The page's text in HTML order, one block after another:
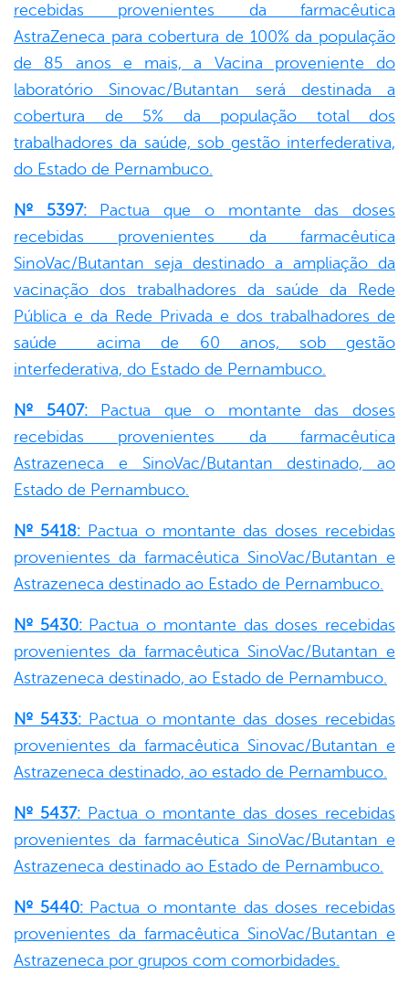
recebidas provenientes da farmacêutica
AstraZeneca para cobertura de 100% da população
de 85 anos e mais, a Vacina proveniente do
laboratório Sinovac/Butantan será destinada a
cobertura de 5% da população total dos
trabalhadores da saúde, sob gestão interfederativa,
do Estado de Pernambuco.
Nº 5397:Pactua que o montante das doses
recebidas provenientes da farmacêutica
SinoVac/Butantan seja destinado a ampliação da
vacinação dos trabalhadores da saúde da Rede
Pública e da Rede Privada e dos trabalhadores de
saúde acima de 60 anos, sob gestão
interfederativa, do Estado de Pernambuco.
Nº 5407:Pactua que o montante das doses
recebidas provenientes da farmacêutica
Astrazeneca e SinoVac/Butantan destinado, ao
Estado de Pernambuco.
Nº 5418: Pactua o montante das doses recebidas
provenientes da farmacêutica SinoVac/Butantan e
Astrazeneca destinado ao Estado de Pernambuco.
Nº 5430:Pactua o montante das doses recebidas
provenientes da farmacêutica SinoVac/Butantan e
Astrazeneca destinado, ao Estado de Pernambuco.
Nº 5433:Pactua o montante das doses recebidas
provenientes da farmacêutica Sinovac/Butantan e
Astrazeneca destinado, ao estado de Pernambuco.
Nº 5437: Pactua o montante das doses recebidas
provenientes da farmacêutica SinoVac/Butantan e
Astrazeneca destinado ao Estado de Pernambuco.
Nº 5440: Pactua o montante das doses recebidas
provenientes da farmacêutica SinoVac/Butantan e
Astrazeneca por grupos com comorbidades.